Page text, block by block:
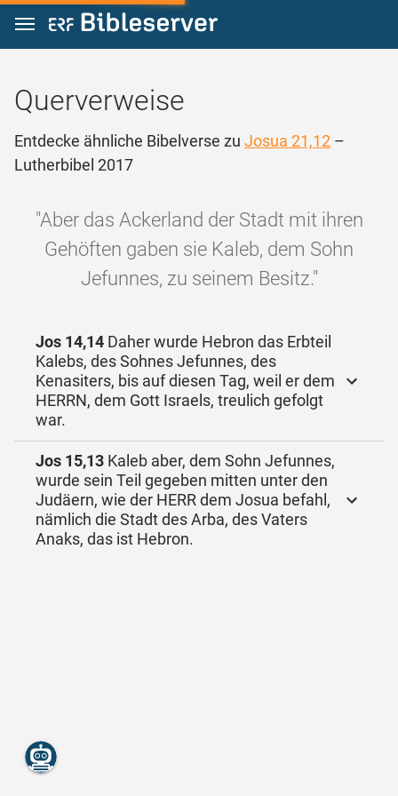
Zum Inhalt springen
Querverweise
Entdecke ähnliche Bibelverse zu Josua 21,12 –
Lutherbibel 2017
"Aber das Ackerland der Stadt mit ihren
Gehöften gaben sie Kaleb, dem Sohn
Jefunnes, zu seinem Besitz."
Jos 14,14 Daher wurde Hebron das Erbteil
Kalebs, des Sohnes Jefunnes, des
Kenasiters, bis auf diesen Tag, weil er dem
HERRN, dem Gott Israels, treulich gefolgt
war.
Jos 15,13 Kaleb aber, dem Sohn Jefunnes,
wurde sein Teil gegeben mitten unter den
Judäern, wie der HERR dem Josua befahl,
nämlich die Stadt des Arba, des Vaters
Anaks, das ist Hebron.